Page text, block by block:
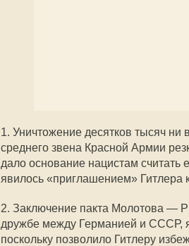
1. Уничтожение десятков тысяч
среднего звена Красной Армии
дало основание нацистам считать
явилось «приглашением» Гитлера
2. Заключение пакта Молотова —
дружбе между Германией и СССР,
поскольку позволило Гитлеру